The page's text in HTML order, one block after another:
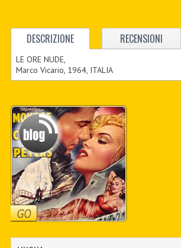
DESCRIZIONE RECENSIONI
LE ORE NUDE,
Marco Vicario, 1964, ITALIA